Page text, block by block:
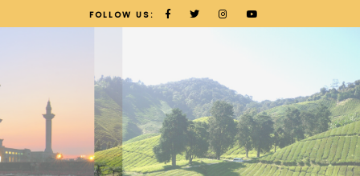
FOLLOW US: